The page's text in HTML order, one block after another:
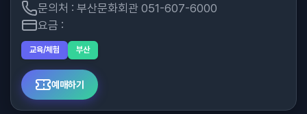
문의처 : 부산문화회관 051-607-6000
요금 :
교육/체험 부산
예매하기